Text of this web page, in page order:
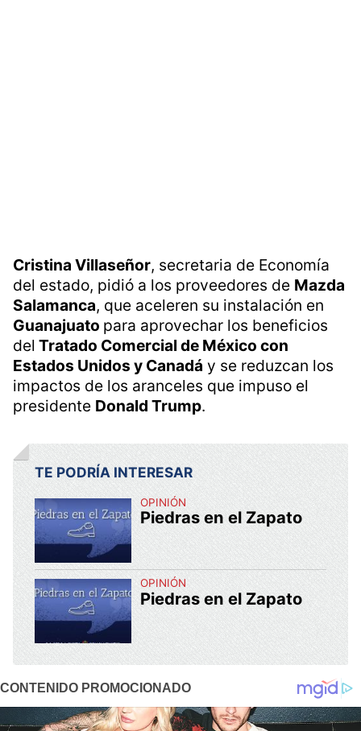
Cristina Villaseñor, secretaria de Economía
del estado, pidió a los proveedores de Mazda
Salamanca, que aceleren su instalación en
Guanajuato para aprovechar los beneficios
del Tratado Comercial de México con
Estados Unidos y Canadá y se reduzcan los
impactos de los aranceles que impuso el
presidente Donald Trump.
TE PODRÍA INTERESAR
OPINIÓN
Piedras en el Zapato
OPINIÓN
Piedras en el Zapato